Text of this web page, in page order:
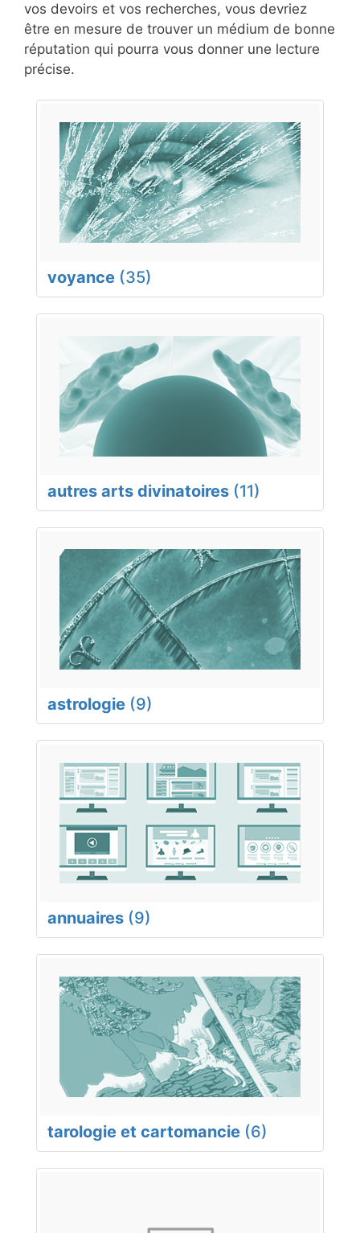
vos devoirs et vos recherches, vous devriez
être en mesure de trouver un médium de bonne
réputation qui pourra vous donner une lecture
précise.
voyance (35)
autres arts divinatoires (11)
astrologie (9)
annuaires (9)
tarologie et cartomancie (6)